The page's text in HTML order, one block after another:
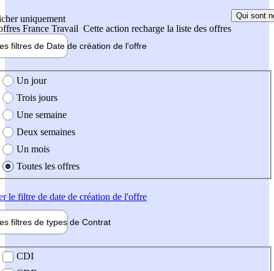
uniquement
France Travail Cette action recharge la liste des offres
Qui sont
filtres de Date de création de l'offre
création de l'offre
Un jour
Trois jours
Une semaine
Deux semaines
Un mois
Toutes les offres
le filtre de date de création de l'offre
filtres de types de Contrat
contrat
CDI